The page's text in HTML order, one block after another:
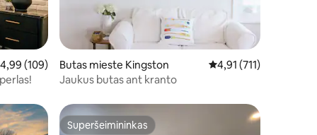
įvertinimas: 4,99 iš 5, atsiliepimų: 109
4,99 (109)
Butas mieste Kingston Vidutinis įvertinimas:
4,91 (711)
Jaukus butas ant kranto
Superšeimininkas
Superšeimininkas